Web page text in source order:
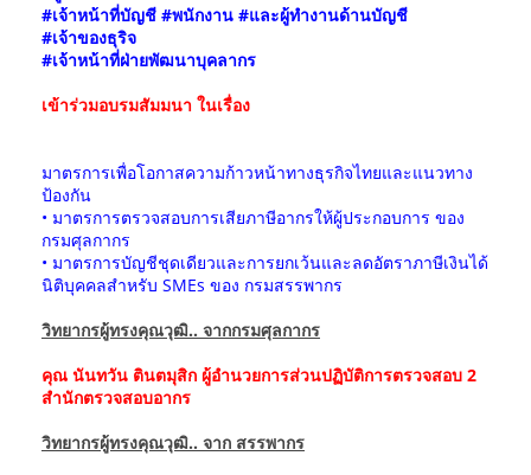
#เจ้าหน้าที่บัญชี #พนักงาน #และผู้ทำงานด้านบัญชี
#เจ้าของธุริจ
#เจ้าหน้าที่ฝ่ายพัฒนาบุคลากร
เข้าร่วมอบรมสัมมนา ในเรื่อง
มาตรการเพื่อโอกาสความก้าวหน้าทางธุรกิจไทยและแนวทาง
ป้องกัน
• มาตรการตรวจสอบการเสียภาษีอากรให้ผู้ประกอบการ ของ
กรมศุลกากร
• มาตรการบัญชีชุดเดียวและการยกเว้นและลดอัตราภาษีเงินได้
นิติบุคคลสำหรับ SMEs ของ กรมสรรพากร
วิทยากรผู้ทรงคุณวุฒิ.. จากกรมศุลกากร
คุณ นันทวัน ตินตมุสิก ผู้อำนวยการส่วนปฏิบัติการตรวจสอบ 2
สำนักตรวจสอบอากร
วิทยากรผู้ทรงคุณวุฒิ.. จาก สรรพากร